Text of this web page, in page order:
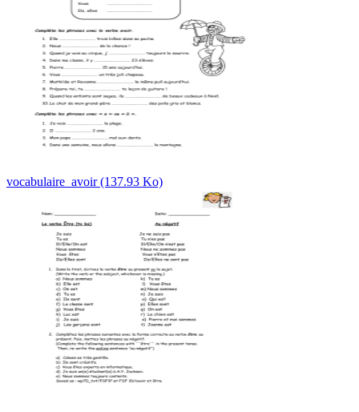
vocabulaire_avoir (137.93 Ko)